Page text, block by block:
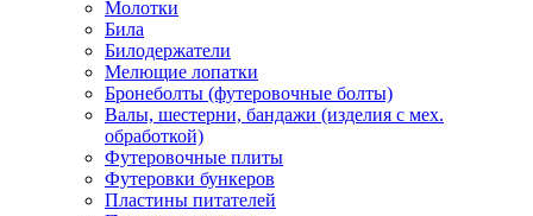
Молотки
Била
Билодержатели
Мелющие лопатки
Бронеболты (футеровочные болты)
Валы, шестерни, бандажи (изделия с мех.
обработкой)
Футеровочные плиты
Футеровки бункеров
Пластины питателей